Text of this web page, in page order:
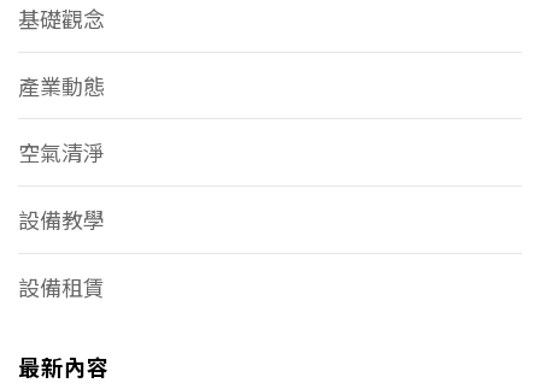
基礎觀念
產業動態
空氣清淨
設備教學
設備租賃
最新內容